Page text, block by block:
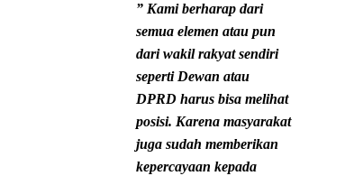
” Kami berharap dari
semua elemen atau pun
dari wakil rakyat sendiri
seperti Dewan atau
DPRD harus bisa melihat
posisi. Karena masyarakat
juga sudah memberikan
kepercayaan kepada